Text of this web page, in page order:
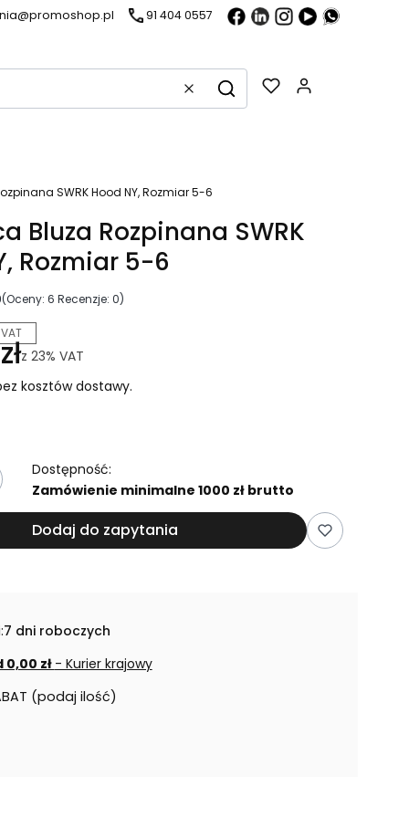
91 404 0557
WyczyśćSzukaj
SWRK Hood NY, Rozmiar 5-6
Bluza Rozpinana SWRK
Rozmiar 5-6
(Oceny: 6 Recenzje: 0)
z 23% VAT
kosztów dostawy.
Dostępność:
Zamówienie minimalne 1000 zł brutto
Dodaj do zapytania
7 dni roboczych
0,00 zł- Kurier krajowy
(podaj ilość)